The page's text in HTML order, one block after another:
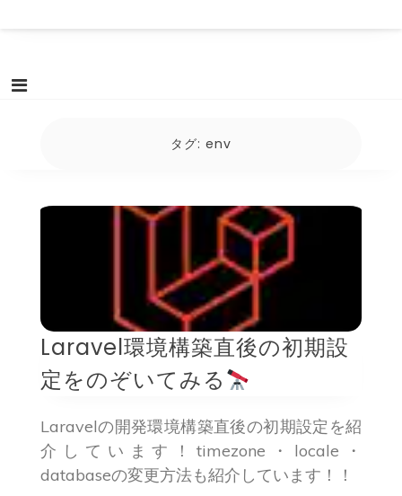
タグ: env
Laravel環境構築直後の初期設
定をのぞいてみる
Laravelの開発環境構築直後の初期設定を紹
介しています！timezone・locale・
databaseの変更方法も紹介しています！！